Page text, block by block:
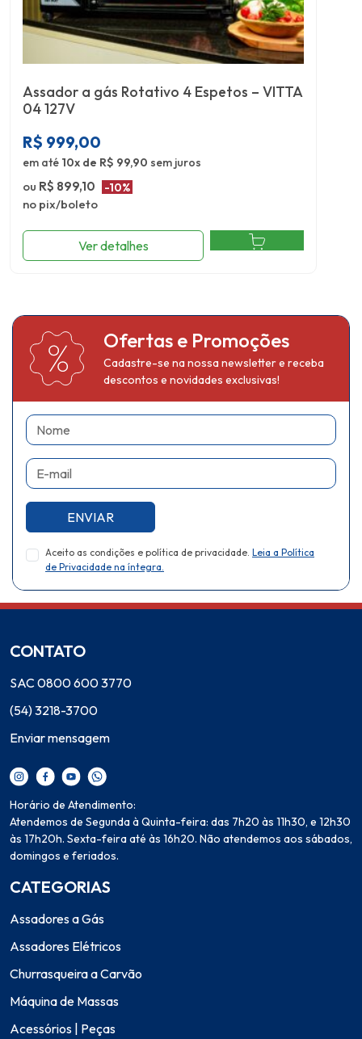
Assador a gás Rotativo 4 Espetos – VITTA
04 127V
R$ 999,00
em até 10x de R$ 99,90 sem juros
ou R$ 899,10 -10%
no pix/boleto
Ver detalhes
Ofertas e Promoções
Cadastre-se na nossa newsletter e receba
descontos e novidades exclusivas!
Nome
E-mail
ENVIAR
Aceito as condições e política de privacidade. Leia a Política
de Privacidade na íntegra.
CONTATO
SAC 0800 600 3770
(54) 3218-3700
Enviar mensagem
Horário de Atendimento:
Atendemos de Segunda à Quinta-feira: das 7h20 às 11h30, e 12h30
às 17h20h. Sexta-feira até às 16h20. Não atendemos aos sábados,
domingos e feriados.
CATEGORIAS
Assadores a Gás
Assadores Elétricos
Churrasqueira a Carvão
Máquina de Massas
Acessórios | Peças